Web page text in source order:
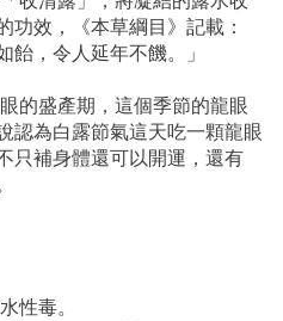
功效，《本草綱目》記載：
飴，令人延年不饑。」
的盛產期，這個季節的龍眼
認為白露節氣這天吃一顆龍眼
只補身體還可以開運，還有
性毒。